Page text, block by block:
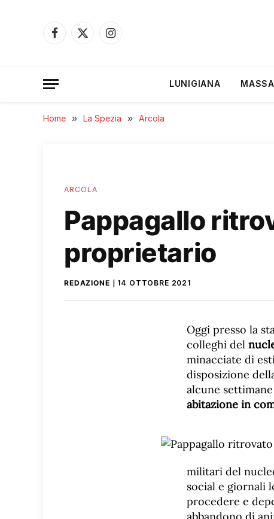
Facebook
X
Instagram
LUNIGIANA
Home » La Spezia » Arcola
ARCOLA
Pappagallo
proprietario
REDAZIONE 14 OTTOBRE 2021
Oggi presso la
colleghi del
minacciate di
disposizione
alcune
abitazione in
militari del
social e giornali
procedere e